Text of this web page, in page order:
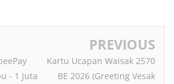
- 1 Juta
PREVIOUS
Kartu Ucapan Waisak 2570
BE 2026 (Greeting Vesak